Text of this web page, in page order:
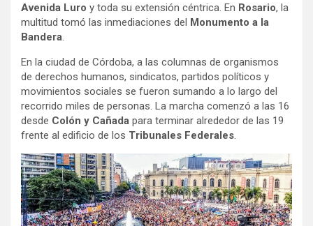
Avenida Luro y toda su extensión céntrica. En Rosario, la
multitud tomó las inmediaciones del Monumento a la
Bandera
En la ciudad de Córdoba, a las columnas de organismos
de derechos humanos, sindicatos, partidos políticos y
movimientos sociales se fueron sumando a lo largo del
recorrido miles de personas. La marcha comenzó a las 16
desde Colón y Cañada para terminar alrededor de las 19
frente al edificio de los Tribunales Federales